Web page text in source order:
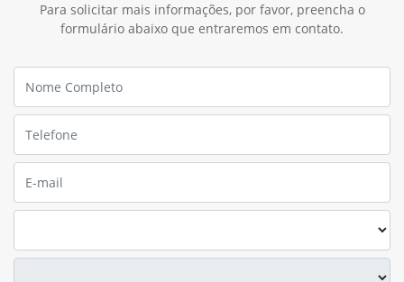
Para solicitar mais informações, por favor, preencha o
formulário abaixo que entraremos em contato.